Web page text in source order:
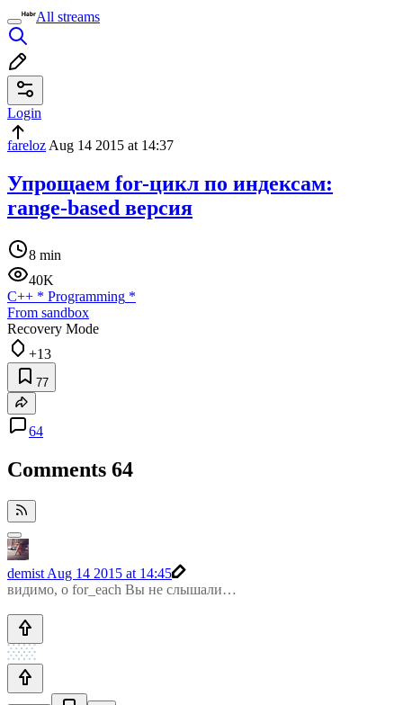
All streams
Login
fareloz Aug 14 2015 at 14:37
Упрощаем for-цикл по индексам:
range-based версия
8 min
40K
C++ * Programming *
From sandbox
Recovery Mode
+13
77
64
Comments 64
demist Aug 14 2015 at 14:45
видимо, о for_each Вы не слышали…